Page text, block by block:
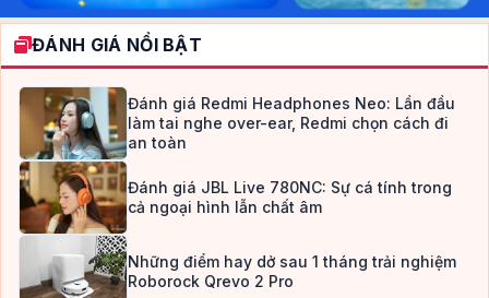
ĐÁNH GIÁ NỔI BẬT
Đánh giá Redmi Headphones Neo: Lần đầu
làm tai nghe over-ear, Redmi chọn cách đi
an toàn
Đánh giá JBL Live 780NC: Sự cá tính trong
cả ngoại hình lẫn chất âm
Những điểm hay dở sau 1 tháng trải nghiệm
Roborock Qrevo 2 Pro